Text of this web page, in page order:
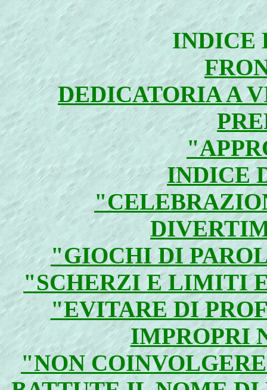
INDICE
DEDICATORIA A
INDICE
"GIOCHI DI
"SCHERZI E LIMITI
"EVITARE DI
IMPROPRI
"NON